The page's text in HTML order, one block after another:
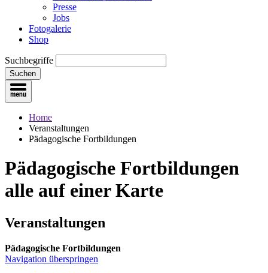
Presse
Jobs
Fotogalerie
Shop
Suchbegriffe
Suchen
Home
Veranstaltungen
Pädagogische Fortbildungen
Pädagogische Fortbildungen
alle auf einer Karte
Veranstaltungen
Pädagogische Fortbildungen
Navigation überspringen